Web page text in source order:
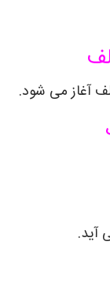
آغاز می شود.
آید.